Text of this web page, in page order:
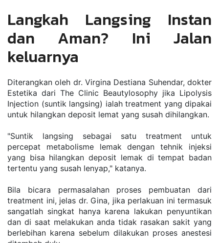
Langkah Langsing Instan
dan Aman? Ini Jalan
keluarnya
Diterangkan oleh dr. Virgina Destiana Suhendar, dokter
Estetika dari The Clinic Beautylosophy jika Lipolysis
Injection (suntik langsing) ialah treatment yang dipakai
untuk hilangkan deposit lemat yang susah dihilangkan.
"Suntik langsing sebagai satu treatment untuk
percepat metabolisme lemak dengan tehnik injeksi
yang bisa hilangkan deposit lemak di tempat badan
tertentu yang susah lenyap," katanya.
Bila bicara permasalahan proses pembuatan dari
treatment ini, jelas dr. Gina, jika perlakuan ini termasuk
sangatlah singkat hanya karena lakukan penyuntikan
dan di saat melakukan anda tidak rasakan sakit yang
berlebihan karena sebelum dilakukan proses anestesi